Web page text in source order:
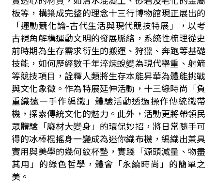
板等，構築成完整的理念十三行博物館現正展出的
「運動競化論-古代生活與現代競技特展」，以考
古視角解構運動文明的發展脈絡，系統性梳理從史
前時期為生存需求衍生的搬運、狩獵、奔跑等基礎
技能，如何歷經數千年淬煉蛻變為現代舉重、射箭
等競技項目，詮釋人類將生存本能昇華為體能挑戰
與文化象徵。作為特展延伸活動，十三綠時尚「負
重織遠—手作編織」體驗活動透過操作傳統織帶
機，探索傳統文化的魅力。此外，活動更將帶領民
眾體驗「廢材大變身」的環保妙招，將日常隨手可
得的冰棒棍搖身一變成為迷你織布機，編織出兼具
實用與美學的幾何紋杯墊，實踐「源頭減量、物盡
其用」的綠色哲學，體會「永續時尚」的簡單之
美。